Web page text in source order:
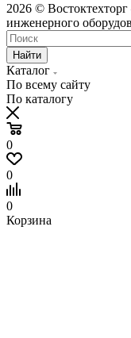
2026 ©
инженерного
Найти
Каталог
По всему сайту
По каталогу
0
0
0
Корзина